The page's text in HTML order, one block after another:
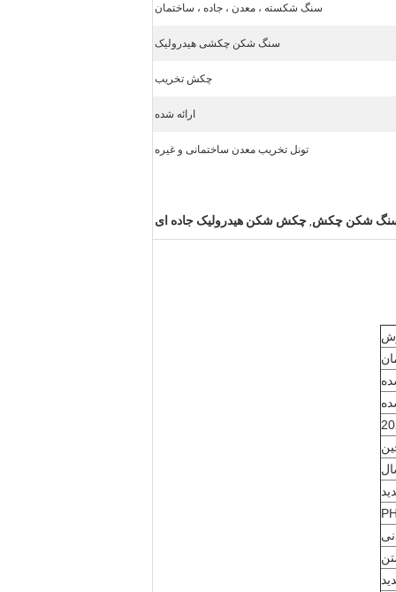
سنگ شکسته ، معدن ، جاده ، ساختمان
سنگ شکن چکشی هیدرولیک
چکش تخریب
ارائه شده
تونل تخریب معدن ساختمانی و غیره
سنگ شکن چکش, چکش شکن هیدرولیک جاده ای